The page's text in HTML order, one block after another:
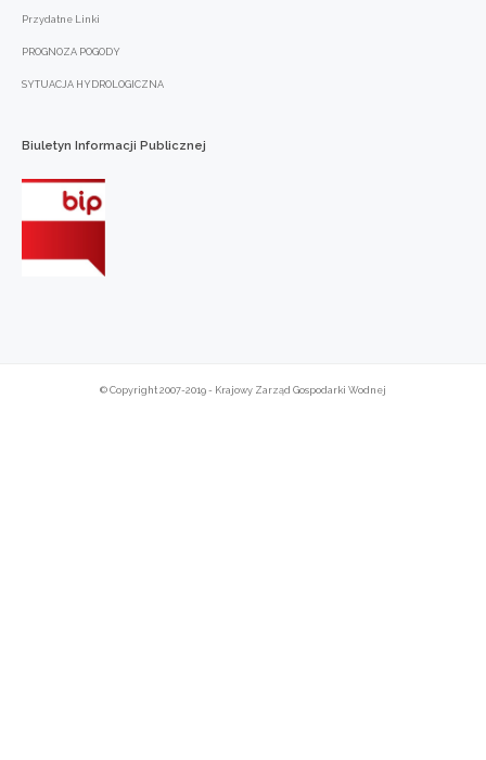
Przydatne Linki
PROGNOZA POGODY
SYTUACJA HYDROLOGICZNA
Biuletyn Informacji Publicznej
© Copyright 2007-2019 - Krajowy Zarząd Gospodarki Wodnej